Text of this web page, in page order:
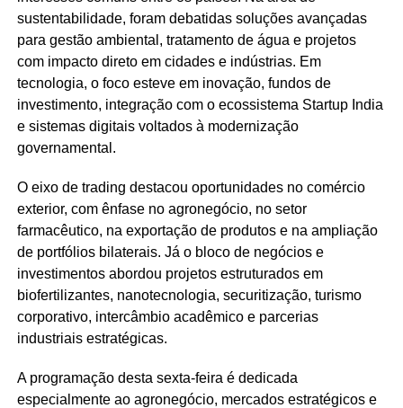
sustentabilidade, foram debatidas soluções avançadas
para gestão ambiental, tratamento de água e projetos
com impacto direto em cidades e indústrias. Em
tecnologia, o foco esteve em inovação, fundos de
investimento, integração com o ecossistema Startup India
e sistemas digitais voltados à modernização
governamental.
O eixo de trading destacou oportunidades no comércio
exterior, com ênfase no agronegócio, no setor
farmacêutico, na exportação de produtos e na ampliação
de portfólios bilaterais. Já o bloco de negócios e
investimentos abordou projetos estruturados em
biofertilizantes, nanotecnologia, securitização, turismo
corporativo, intercâmbio acadêmico e parcerias
industriais estratégicas.
A programação desta sexta-feira é dedicada
especialmente ao agronegócio, mercados estratégicos e